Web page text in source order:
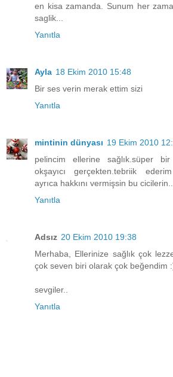
en kisa zamanda. Sunum her
saglik...
Yanıtla
Ayla 18 Ekim 2010 15:48
Bir ses verin merak ettim sizi
Yanıtla
mintinin dünyası 19 Ekim 2010
pelincim ellerine sağlık.süper
okşayıcı gerçekten.tebriik
ayrıca hakkını vermişsin bu
Yanıtla
Adsız 20 Ekim 2010 19:38
Merhaba, Ellerinize sağlık çok
çok seven biri olarak çok beğendim
sevgiler..
Yanıtla